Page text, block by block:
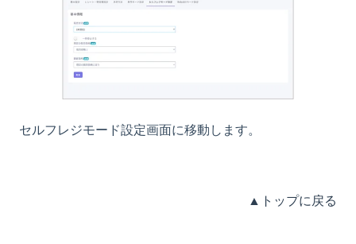
セルフレジモード設定画面に移動します。
▲トップに戻る